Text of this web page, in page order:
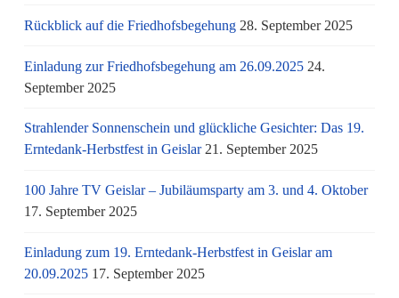
Rückblick auf die Friedhofsbegehung 28. September 2025
Einladung zur Friedhofsbegehung am 26.09.2025 24.
September 2025
Strahlender Sonnenschein und glückliche Gesichter: Das 19.
Erntedank-Herbstfest in Geislar 21. September 2025
100 Jahre TV Geislar – Jubiläumsparty am 3. und 4. Oktober
17. September 2025
Einladung zum 19. Erntedank-Herbstfest in Geislar am
20.09.2025 17. September 2025